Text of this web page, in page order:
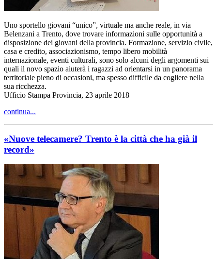
Uno sportello giovani “unico”, virtuale ma anche reale, in via
Belenzani a Trento, dove trovare informazioni sulle opportunità a
disposizione dei giovani della provincia. Formazione, servizio civile,
casa e credito, associazionismo, tempo libero mobilità
internazionale, eventi culturali, sono solo alcuni degli argomenti sui
quali il novo spazio aiuterà i ragazzi ad orientarsi in un panorama
territoriale pieno di occasioni, ma spesso difficile da cogliere nella
sua ricchezza.
Ufficio Stampa Provincia, 23 aprile 2018
continua...
«Nuove telecamere? Trento è la città che ha già il
record»